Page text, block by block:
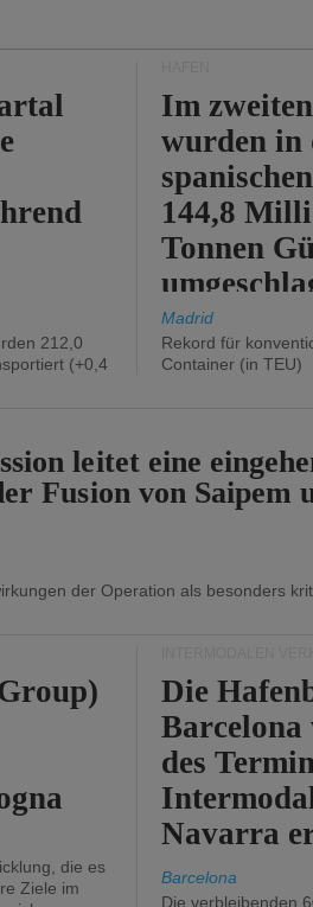
212,0
(+0,4
Im
wurden in
144,8
Tonnen
%).
Madrid
Rekord für
Container (in TEU)
leitet eine
Fusion von Saipem
der Operation als besonders
die es
Ziele im
Die
des
Navarra
Barcelona
Die verbleibenden